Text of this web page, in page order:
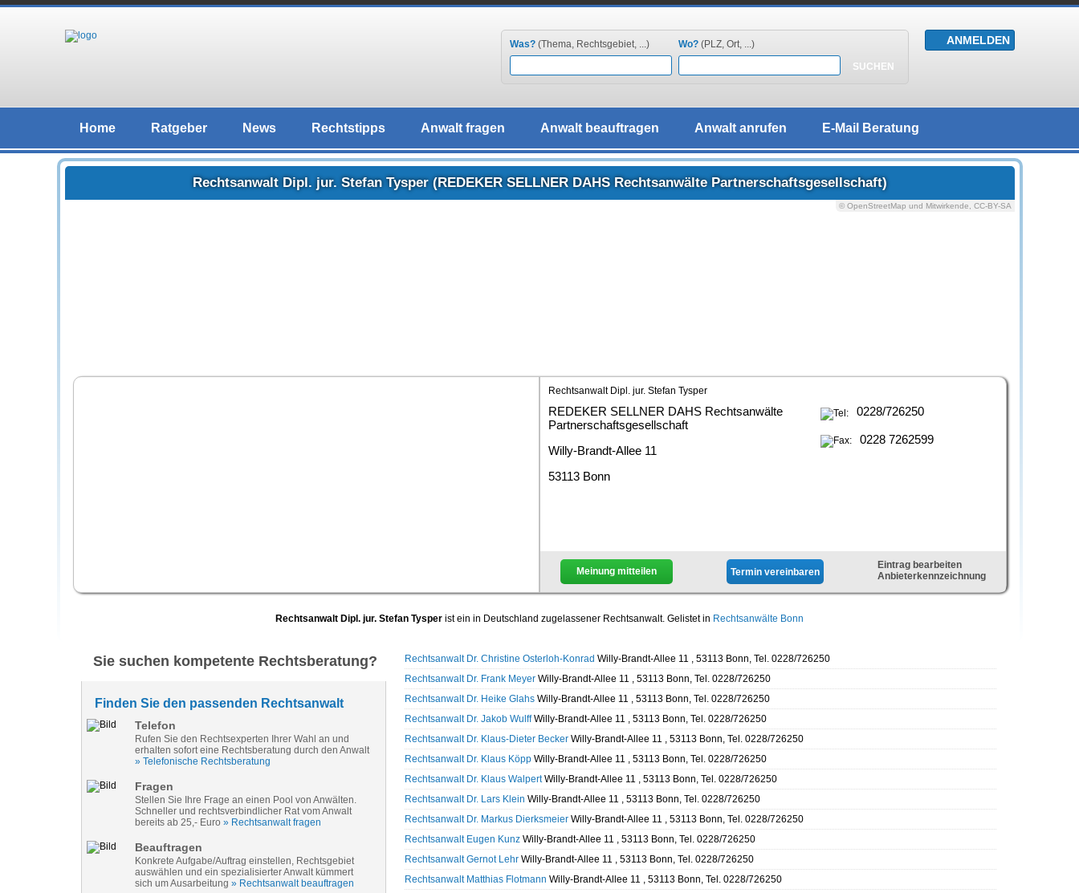
Was? (Thema, Rechtsgebiet, ...) Wo? (PLZ, Ort, ...)
Home Ratgeber News Rechtstipps Anwalt fragen Anwalt beauftragen Anwalt anrufen E-Mail Beratung
Rechtsanwalt Dipl. jur. Stefan Tysper (REDEKER SELLNER DAHS Rechtsanwälte Partnerschaftsgesellschaft)
© OpenStreetMap und Mitwirkende, CC-BY-SA
Rechtsanwalt Dipl. jur. Stefan Tysper
REDEKER SELLNER DAHS Rechtsanwälte
Partnerschaftsgesellschaft
Willy-Brandt-Allee 11
53113 Bonn
0228/726250
0228 7262599
Meinung mitteilen
Eintrag bearbeiten
Anbieterkennzeichnung
Rechtsanwalt Dipl. jur. Stefan Tysper ist ein in Deutschland zugelassener Rechtsanwalt. Gelistet in Rechtsanwälte Bonn
Sie suchen kompetente Rechtsberatung?
Finden Sie den passenden Rechtsanwalt
Telefon
Rufen Sie den Rechtsexperten Ihrer Wahl an und
erhalten sofort eine Rechtsberatung durch den Anwalt
» Telefonische Rechtsberatung
Fragen
Stellen Sie Ihre Frage an einen Pool von Anwälten.
Schneller und rechtsverbindlicher Rat vom Anwalt
bereits ab 25,- Euro » Rechtsanwalt fragen
Beauftragen
Konkrete Aufgabe/Auftrag einstellen, Rechtsgebiet
auswählen und ein spezialisierter Anwalt kümmert
sich um Ausarbeitung » Rechtsanwalt beauftragen
Rechtsanwalt Dr. Christine Osterloh-Konrad Willy-Brandt-Allee 11 , 53113 Bonn, Tel. 0228/726250
Rechtsanwalt Dr. Frank MeyerWilly-Brandt-Allee 11 , 53113 Bonn, Tel. 0228/726250
Rechtsanwalt Dr. Heike GlahsWilly-Brandt-Allee 11 , 53113 Bonn, Tel. 0228/726250
Rechtsanwalt Dr. Jakob WulffWilly-Brandt-Allee 11 , 53113 Bonn, Tel. 0228/726250
Rechtsanwalt Dr. Klaus-Dieter BeckerWilly-Brandt-Allee 11 , 53113 Bonn, Tel. 0228/726250
Rechtsanwalt Dr. Klaus KöppWilly-Brandt-Allee 11 , 53113 Bonn, Tel. 0228/726250
Rechtsanwalt Dr. Klaus WalpertWilly-Brandt-Allee 11 , 53113 Bonn, Tel. 0228/726250
Rechtsanwalt Dr. Lars Klein Willy-Brandt-Allee 11 , 53113 Bonn, Tel. 0228/726250
Rechtsanwalt Dr. Markus DierksmeierWilly-Brandt-Allee 11 , 53113 Bonn, Tel. 0228/726250
Rechtsanwalt Eugen KunzWilly-Brandt-Allee 11 , 53113 Bonn, Tel. 0228/726250
Rechtsanwalt Gernot LehrWilly-Brandt-Allee 11 , 53113 Bonn, Tel. 0228/726250
Rechtsanwalt Matthias Flotmann Willy-Brandt-Allee 11 , 53113 Bonn, Tel. 0228/726250